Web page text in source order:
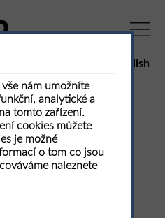
nám umožníte
analytické a
tomto zařízení.
cookies můžete
je možné
o tom co jsou
naleznete
English
chalupa